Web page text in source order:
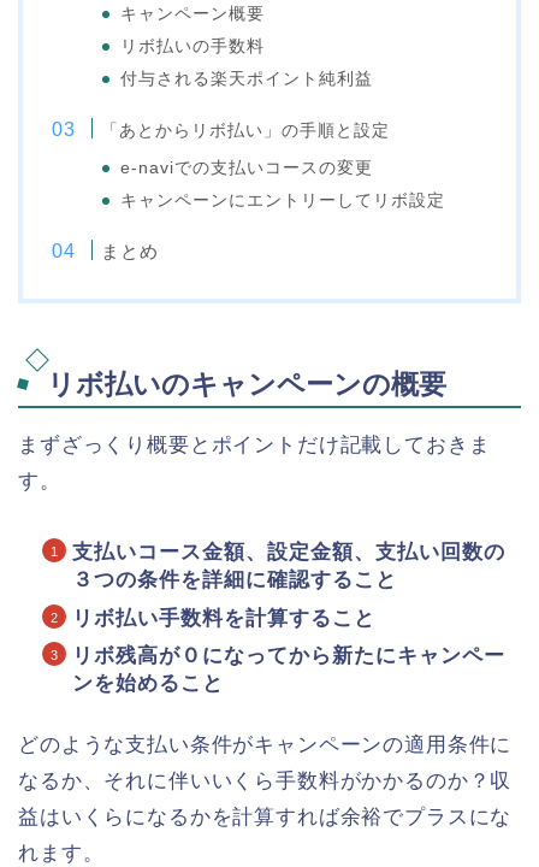
キャンペーン概要
リボ払いの手数料
付与される楽天ポイント純利益
「あとからリボ払い」の手順と設定
e-naviでの支払いコースの変更
キャンペーンにエントリーしてリボ設定
まとめ
リボ払いのキャンペーンの概要
まずざっくり概要とポイントだけ記載しておきま
す。
支払いコース金額、設定金額、支払い回数の
３つの条件を詳細に確認すること
リボ払い手数料を計算すること
リボ残高が０になってから新たにキャンペー
ンを始めること
どのような支払い条件がキャンペーンの適用条件に
なるか、それに伴いいくら手数料がかかるのか？収
益はいくらになるかを計算すれば余裕でプラスにな
れます。